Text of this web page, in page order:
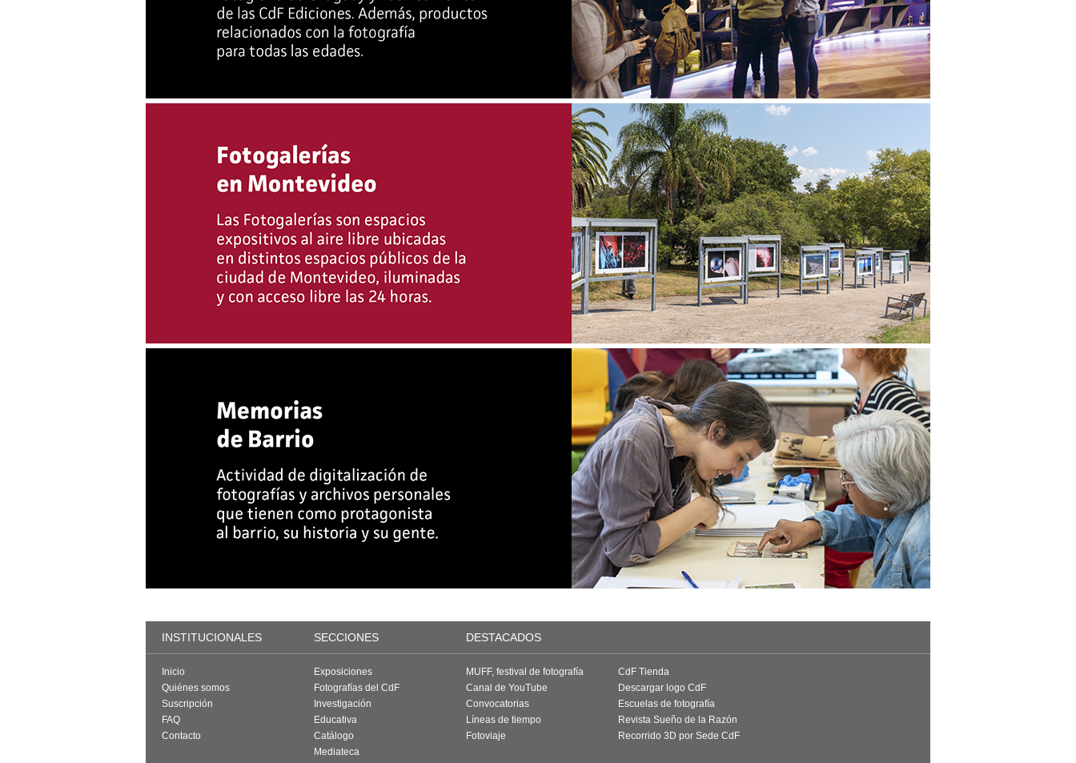
INSTITUCIONALES SECCIONES DESTACADOS
Inicio
Quiénes somos
Suscripción
FAQ
Contacto
Exposiciones
Fotografías del CdF
Investigación
Educativa
Catálogo
Mediateca
MUFF, festival de fotografía
Canal de YouTube
Convocatorias
Líneas de tiempo
Fotoviaje
CdF Tienda
Descargar logo CdF
Escuelas de fotografía
Revista Sueño de la Razón
Recorrido 3D por Sede CdF